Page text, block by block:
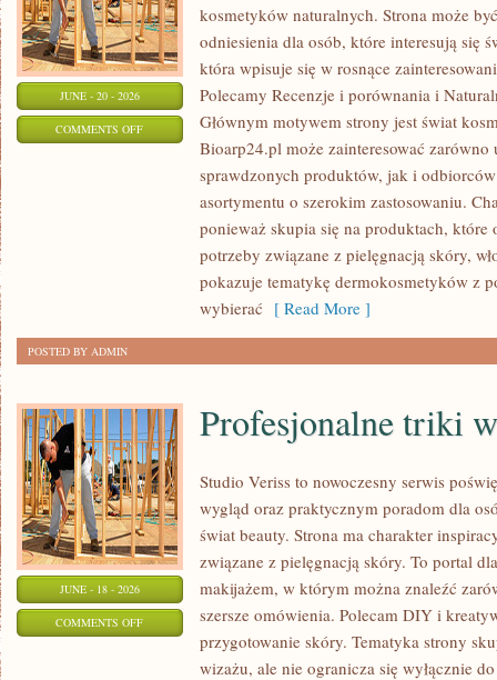
JUNE - 20 - 2026
COMMENTS OFFON
KOSMETYKI
kosmetyków naturalnych. Strona może
odniesienia dla osób, które interesują się
która wpisuje się w rosnące
Polecamy Recenzje i porównania i
Głównym motywem strony jest świat
Bioarp24.pl może zainteresować
sprawdzonych produktów, jak i
asortymentu o szerokim zastosowaniu.
ponieważ skupia się na produktach, które
potrzeby związane z pielęgnacją skóry,
pokazuje tematykę dermokosmetyków z
wybierać [ Read More ]
POSTED BY ADMIN
JUNE - 18 - 2026
COMMENTS OFFON
PROFESJONALNE
Profesjonalne triki
Studio Veriss to nowoczesny serwis
wygląd oraz praktycznym poradom dla
świat beauty. Strona ma charakter
związane z pielęgnacją skóry. To portal
makijażem, w którym można znaleźć
szersze omówienia. Polecam DIY i
przygotowanie skóry. Tematyka strony
wizażu, ale nie ogranicza się wyłącznie